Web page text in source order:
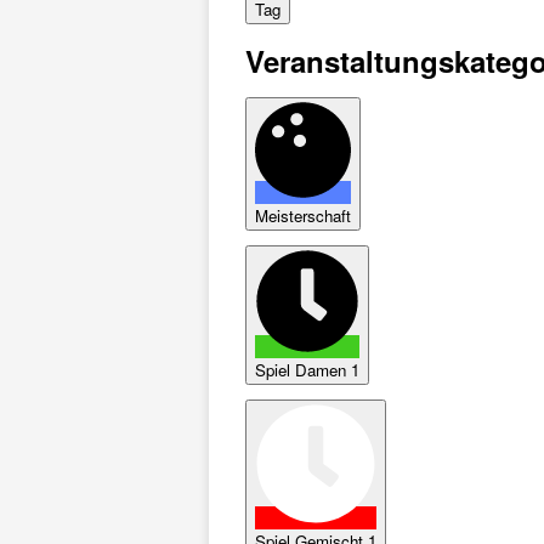
Tag
Meisterschaft
Spiel Damen 1